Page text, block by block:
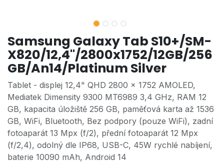
Samsung Galaxy Tab S10+/SM-
X820/12,4"/2800x1752/12GB/256
GB/An14/Platinum Silver
Tablet - displej 12,4" QHD 2800 × 1752 AMOLED,
Mediatek Dimensity 9300 MT6989 3,4 GHz, RAM 12
GB, kapacita úložiště 256 GB, paměťová karta až 1536
GB, WiFi, Bluetooth, Bez podpory (pouze WiFi), zadní
fotoaparát 13 Mpx (f/2), přední fotoaparát 12 Mpx
(f/2,4), odolný dle IP68, USB-C, 45W rychlé nabíjení,
baterie 10090 mAh, Android 14